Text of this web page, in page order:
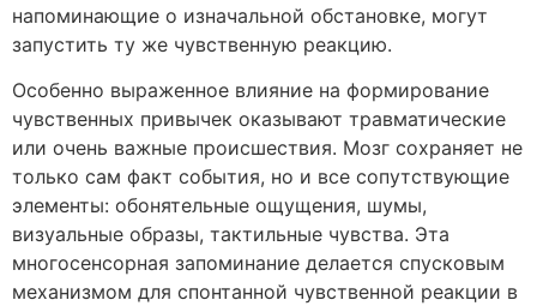
напоминающие о изначальной обстановке, могут
запустить ту же чувственную реакцию.
Особенно выраженное влияние на формирование
чувственных привычек оказывают травматические
или очень важные происшествия. Мозг сохраняет не
только сам факт события, но и все сопутствующие
элементы: обонятельные ощущения, шумы,
визуальные образы, тактильные чувства. Эта
многосенсорная запоминание делается спусковым
механизмом для спонтанной чувственной реакции в